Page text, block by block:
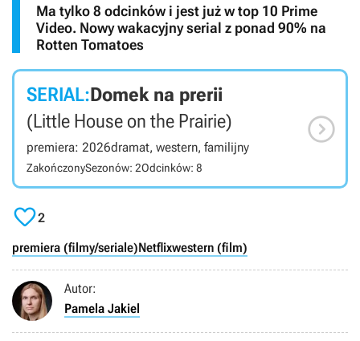
Ma tylko 8 odcinków i jest już w top 10 Prime
Video. Nowy wakacyjny serial z ponad 90% na
Rotten Tomatoes
SERIAL:Domek na prerii
(Little House on the Prairie)
premiera: 2026dramat, western, familijny
ZakończonySezonów: 2Odcinków: 8

2
premiera (filmy/seriale)Netflixwestern (film)
Autor:
Pamela Jakiel